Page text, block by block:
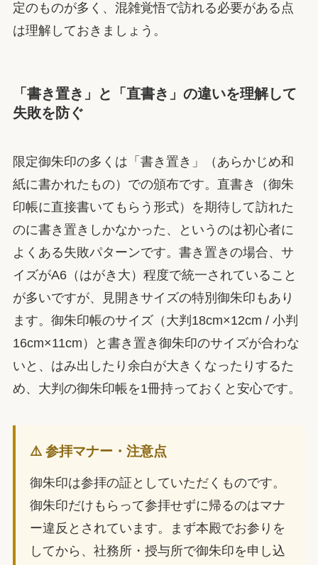
定のものが多く、混雑覚悟で訪れる必要がある点
は理解しておきましょう。
「書き置き」と「直書き」の違いを理解して
失敗を防ぐ
限定御朱印の多くは「書き置き」（あらかじめ和
紙に書かれたもの）での頒布です。直書き（御朱
印帳に直接書いてもらう形式）を期待して訪れた
のに書き置きしかなかった、というのは初心者に
よくある失敗パターンです。書き置きの場合、サ
イズがA6（はがき大）程度で統一されていること
が多いですが、見開きサイズの特別御朱印もあり
ます。御朱印帳のサイズ（大判18cm×12cm / 小判
16cm×11cm）と書き置き御朱印のサイズが合わな
いと、はみ出したり余白が大きくなったりするた
め、大判の御朱印帳を1冊持っておくと安心です。
⚠️ 参拝マナー・注意点
御朱印は参拝の証としていただくものです。
御朱印だけもらって参拝せずに帰るのはマナ
ー違反とされています。まず本殿でお参りを
してから、社務所・授与所で御朱印を申し込